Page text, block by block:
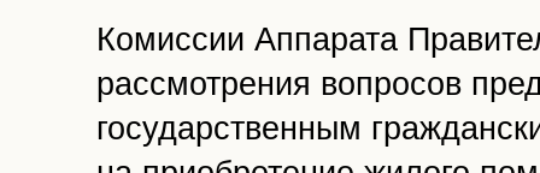
Комиссии Аппарата
рассмотрения вопросов
государственным